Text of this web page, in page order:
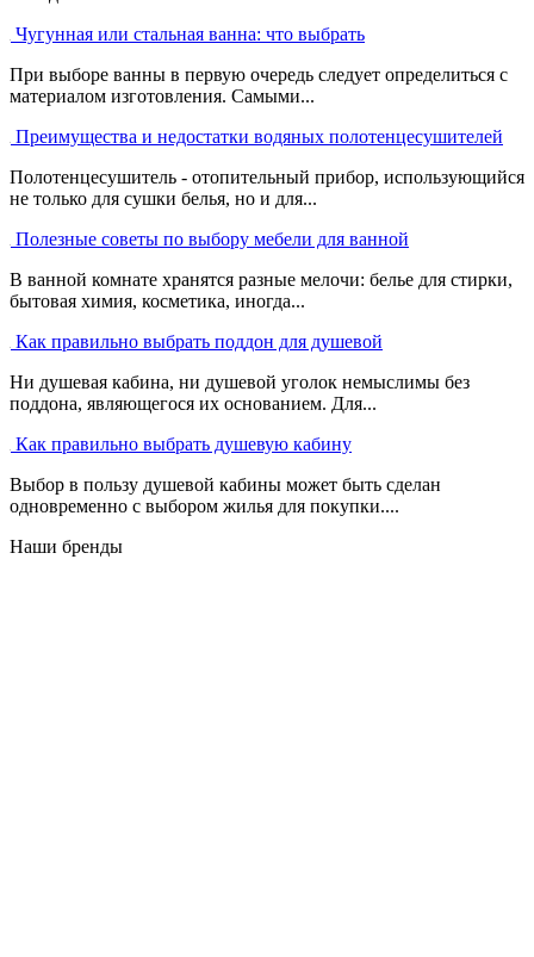
Чугунная или стальная ванна: что выбрать
При выборе ванны в первую очередь следует определиться с
материалом изготовления. Самыми...
Преимущества и недостатки водяных полотенцесушителей
Полотенцесушитель - отопительный прибор, использующийся
не только для сушки белья, но и для...
Полезные советы по выбору мебели для ванной
В ванной комнате хранятся разные мелочи: белье для стирки,
бытовая химия, косметика, иногда...
Как правильно выбрать поддон для душевой
Ни душевая кабина, ни душевой уголок немыслимы без
поддона, являющегося их основанием. Для...
Как правильно выбрать душевую кабину
Выбор в пользу душевой кабины может быть сделан
одновременно с выбором жилья для покупки....
Наши бренды